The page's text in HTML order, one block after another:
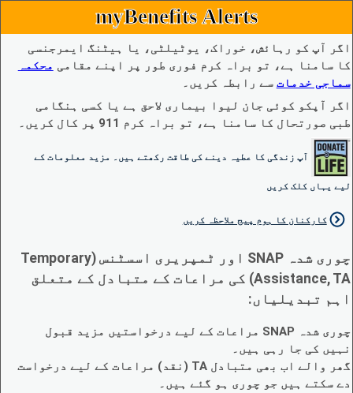
myBenefits Alerts
اگر آپ کو رہائش، خوراک، یوٹیلٹی، یا ہیٹنگ ایمرجنسی
کا سامنا ہے، تو براہ کرم فوری طور پر اپنے مقامی محکمہ
سماجی خدمات سے رابطہ کریں۔
اگر آپکو کوئی جان لیوا بیماری لاحق ہے یا کسی ہنگامی
طبی صورتحال کا سامنا ہے، تو براہ کرم 911 پر کال کریں۔
آپ زندگی کا عطیہ دینے کی طاقت رکھتے ہیں۔ مزید معلومات کے
لیے یہاں کلک کریں
کارکنان کا ہوم پیج ملاحظہ کریں
چوری شدہ SNAP اور ٹمپریری اسسٹنس (Temporary
Assistance, TA) کی مراعات کے متبادل کے متعلق
اہم تبدیلیاں:
چوری شدہ SNAP مراعات کے لیے درخواستیں مزید قبول
نہیں کی جا رہی ہیں۔
گھر والے اب بھی متبادل TA (نقد) مراعات کے لیے درخواست
دے سکتے ہیں جو چوری ہو گئے ہیں۔